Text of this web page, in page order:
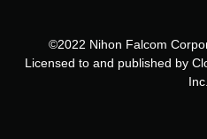
©2022 Nihon Falcom
Licensed to and published by
Inc.